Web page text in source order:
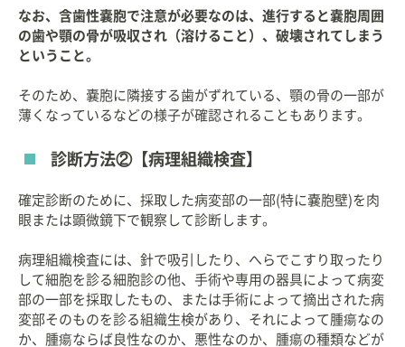
なお、含歯性嚢胞で注意が必要なのは、進行すると嚢胞周囲
の歯や顎の骨が吸収され（溶けること）、破壊されてしまう
ということ。
そのため、嚢胞に隣接する歯がずれている、顎の骨の一部が
薄くなっているなどの様子が確認されることもあります。
診断方法②【病理組織検査】
確定診断のために、採取した病変部の一部(特に嚢胞壁)を肉
眼または顕微鏡下で観察して診断します。
病理組織検査には、針で吸引したり、へらでこすり取ったり
して細胞を診る細胞診の他、手術や専用の器具によって病変
部の一部を採取したもの、または手術によって摘出された病
変部そのものを診る組織生検があり、それによって腫瘍なの
か、腫瘍ならば良性なのか、悪性なのか、腫瘍の種類などが